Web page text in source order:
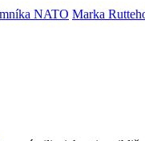
NATO Marka